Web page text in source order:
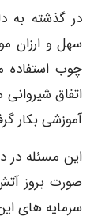
در گذشته به
سهل و ارزان
چوب
اتفاق
آموزشی بکار
این مسئله در
صورت بروز
سرمایه های